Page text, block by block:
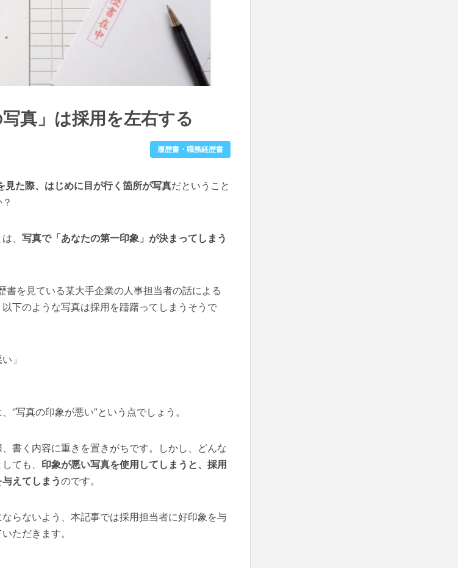
真」は採用を左右する
履歴書・職務経歴書
見た際、はじめに目が行く箇所が写真だということ
、 写真で「あなたの第一印象」が決まってしまう
を見ている某大手企業の人事担当者の話による
下のような写真は採用を躊躇ってしまうそうで
」
“写真の印象が悪い”という点でしょう。
書く内容に重きを置きがちです。しかし、どんな
ても、 印象が悪い写真を使用してしまうと、採用
えてしまうのです。
らないよう、本記事では採用担当者に好印象を与
ただきます。